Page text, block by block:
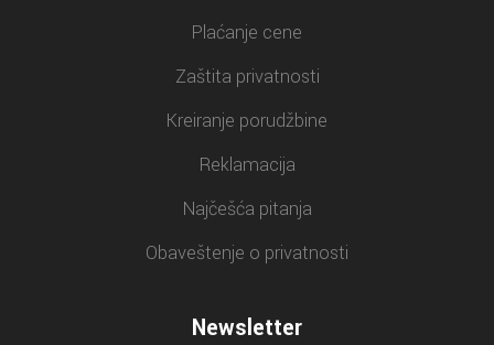
Plaćanje cene
Zaštita privatnosti
Kreiranje porudžbine
Reklamacija
Najčešća pitanja
Obaveštenje o privatnosti
Newsletter